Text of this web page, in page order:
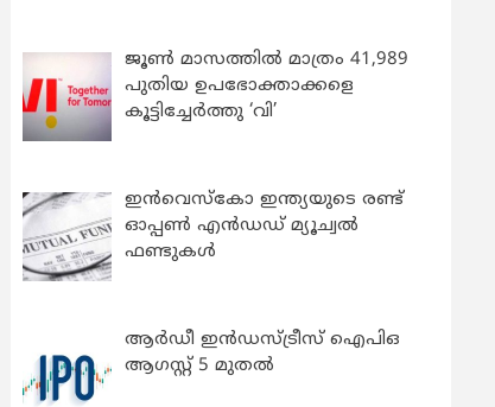
ജൂൺ മാസത്തിൽ മാത്രം 41,989
പുതിയ ഉപഭോക്താക്കളെ
കൂട്ടിച്ചേർത്തു ‘വി’
ഇന്‍വെസ്കോ ഇന്ത്യയുടെ രണ്ട്
ഓപ്പണ്‍ എന്‍ഡഡ് മ്യൂച്വല്‍
ഫണ്ടുകള്‍
ആർഡീ ഇൻഡസ്ട്രീസ് ഐപിഒ
ആഗസ്റ്റ് 5 മുതൽ